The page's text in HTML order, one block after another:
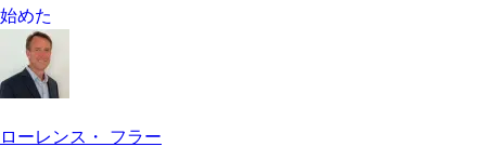
始めた
ローレンス・ フラー